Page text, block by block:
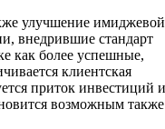
улучшение имиджевой
внедрившие стандарт
как более успешные,
клиентская
приток инвестиций и
возможным также